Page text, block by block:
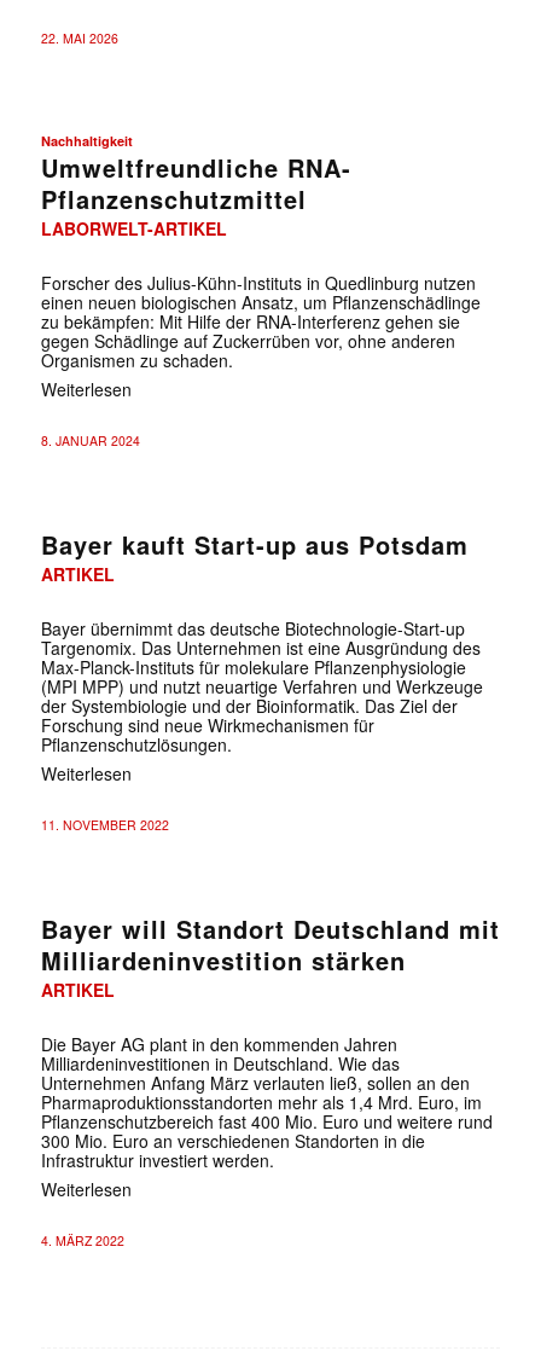
22. MAI 2026
Nachhaltigkeit
Umweltfreundliche RNA-
Pflanzenschutzmittel
LABORWELT-ARTIKEL
Forscher des Julius-Kühn-Instituts in Quedlinburg nutzen
einen neuen biologischen Ansatz, um Pflanzenschädlinge
zu bekämpfen: Mit Hilfe der RNA-Interferenz gehen sie
gegen Schädlinge auf Zuckerrüben vor, ohne anderen
Organismen zu schaden.
Weiterlesen
8. JANUAR 2024
Bayer kauft Start-up aus Potsdam
ARTIKEL
Bayer übernimmt das deutsche Biotechnologie-Start-up
Targenomix. Das Unternehmen ist eine Ausgründung des
Max-Planck-Instituts für molekulare Pflanzenphysiologie
(MPI MPP) und nutzt neuartige Verfahren und Werkzeuge
der Systembiologie und der Bioinformatik. Das Ziel der
Forschung sind neue Wirkmechanismen für
Pflanzenschutzlösungen.
Weiterlesen
11. NOVEMBER 2022
Bayer will Standort Deutschland mit
Milliardeninvestition stärken
ARTIKEL
Die Bayer AG plant in den kommenden Jahren
Milliardeninvestitionen in Deutschland. Wie das
Unternehmen Anfang März verlauten ließ, sollen an den
Pharmaproduktionsstandorten mehr als 1,4 Mrd. Euro, im
Pflanzenschutzbereich fast 400 Mio. Euro und weitere rund
300 Mio. Euro an verschiedenen Standorten in die
Infrastruktur investiert werden.
Weiterlesen
4. MÄRZ 2022